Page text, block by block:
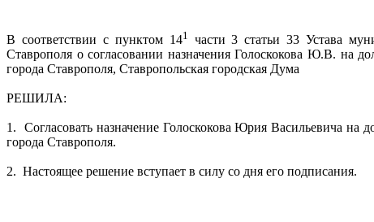
В соответствии с пунктом 141
части 3 статьи 33 Устава
Ставрополя о согласовании назначения Голоскокова Ю.В. на
города Ставрополя, Ставропольская городская Дума
РЕШИЛА:
1.
Согласовать назначение Голоскокова Юрия Васильевича на
города Ставрополя.
2. Настоящее решение вступает в силу со дня его подписания.